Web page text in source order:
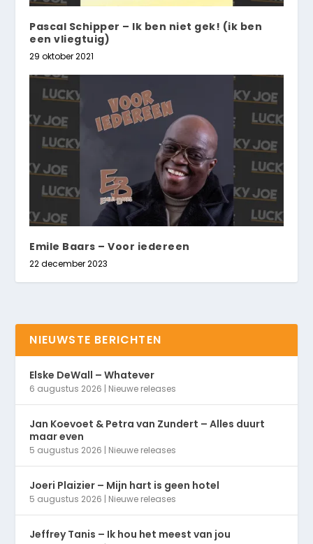
Pascal Schipper – Ik ben niet gek! (ik ben
een vliegtuig)
29 oktober 2021
Emile Baars – Voor iedereen
22 december 2023
NIEUWSTE BERICHTEN
Elske DeWall – Whatever
6 augustus 2026 | Nieuwe releases
Jan Koevoet & Petra van Zundert – Alles duurt
maar even
5 augustus 2026 | Nieuwe releases
Joeri Plaizier – Mijn hart is geen hotel
5 augustus 2026 | Nieuwe releases
Jeffrey Tanis – Ik hou het meest van jou